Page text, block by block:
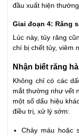
đầu xuất hiện
Giai đoạn 4: Răng
Lúc này, tủy răng
chí bị chết tủy, viêm
Nhận biết răng
Không chỉ có các
mắt thường như vết
một số dấu hiệu
điều trị, xử lý sớm:
Chảy máu hoặc